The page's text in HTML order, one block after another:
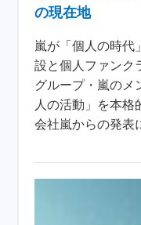
の現在地
嵐が「個人の時
設と個人ファンク
グループ・嵐のメ
人の活動」を本
会社嵐からの発表